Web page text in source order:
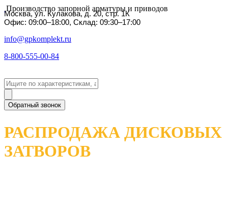
Производство запорной арматуры и приводов
Москва, ул. Кулакова, д. 20, стр. 1К
Офис: 09:00–18:00, Склад: 09:30–17:00
info@gpkomplekt.ru
8-800-555-00-84
Обратный звонок
РАСПРОДАЖА ДИСКОВЫХ
ЗАТВОРОВ